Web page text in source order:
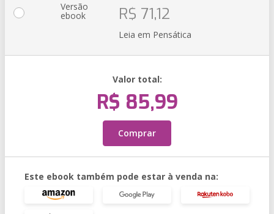
Versão
ebook R$ 71,12
Leia em Pensática
Valor total:
R$ 85,99
Comprar
Este ebook também pode estar à venda na: